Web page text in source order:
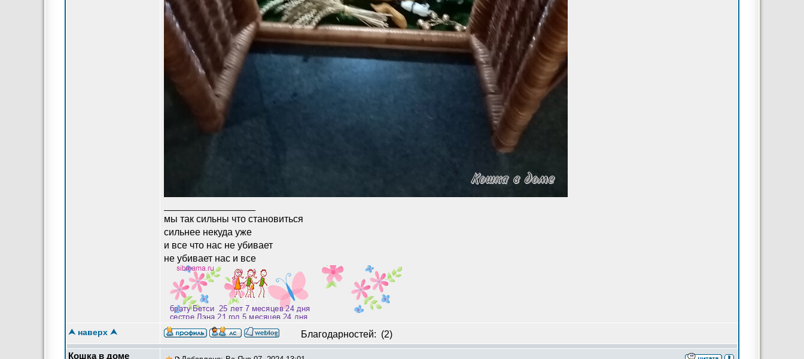
мы так сильны что становиться
сильнее некуда уже
и все что нас не убивает
не убивает нас и все
Мы демократию приветствуем, но не практикуем (с)
⮝ наверх ⮝ Благодарностей: (2)
Кошка в доме